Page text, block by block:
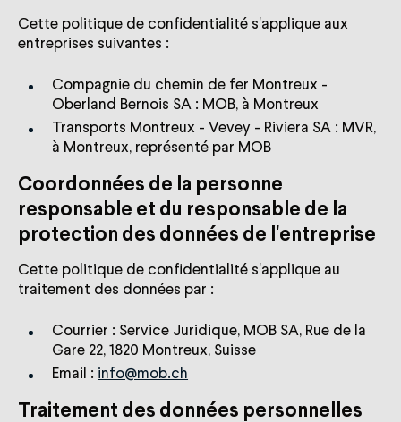
Cette politique de confidentialité s'applique aux
entreprises suivantes :
Compagnie du chemin de fer Montreux -
Oberland Bernois SA : MOB, à Montreux
Transports Montreux - Vevey - Riviera SA : MVR,
à Montreux, représenté par MOB
Coordonnées de la personne
responsable et du responsable de la
protection des données de l'entreprise
Cette politique de confidentialité s'applique au
traitement des données par :
Courrier : Service Juridique, MOB SA, Rue de la
Gare 22, 1820 Montreux, Suisse
Email : info@mob.ch
Traitement des données personnelles